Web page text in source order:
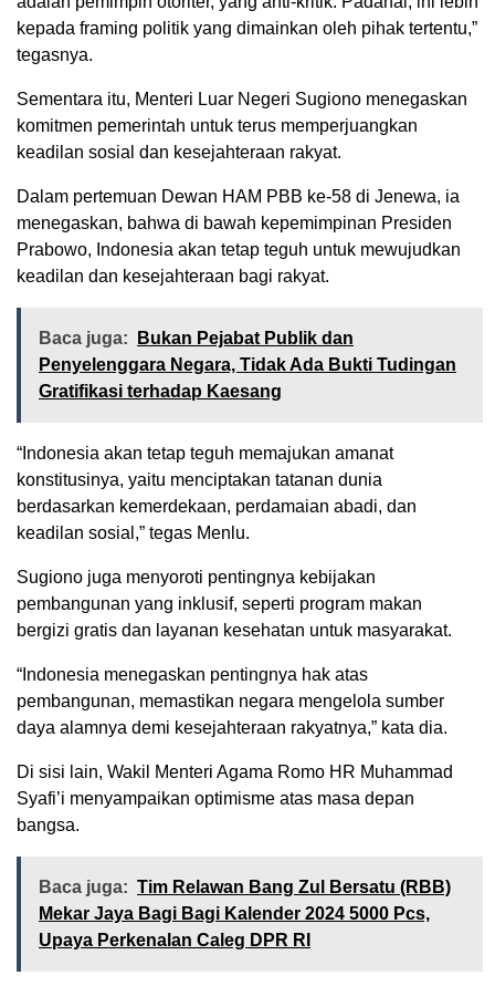
kepada framing politik yang dimainkan oleh pihak tertentu,”
tegasnya.
Sementara itu, Menteri Luar Negeri Sugiono menegaskan
komitmen pemerintah untuk terus memperjuangkan
keadilan sosial dan kesejahteraan rakyat.
Dalam pertemuan Dewan HAM PBB ke-58 di Jenewa, ia
menegaskan, bahwa di bawah kepemimpinan Presiden
Prabowo, Indonesia akan tetap teguh untuk mewujudkan
keadilan dan kesejahteraan bagi rakyat.
Baca juga:
Bukan Pejabat Publik dan
Penyelenggara Negara, Tidak Ada Bukti Tudingan
Gratifikasi terhadap Kaesang
“Indonesia akan tetap teguh memajukan amanat
konstitusinya, yaitu menciptakan tatanan dunia
berdasarkan kemerdekaan, perdamaian abadi, dan
keadilan sosial,” tegas Menlu.
Sugiono juga menyoroti pentingnya kebijakan
pembangunan yang inklusif, seperti program makan
bergizi gratis dan layanan kesehatan untuk masyarakat.
“Indonesia menegaskan pentingnya hak atas
pembangunan, memastikan negara mengelola sumber
daya alamnya demi kesejahteraan rakyatnya,” kata dia.
Di sisi lain, Wakil Menteri Agama Romo HR Muhammad
Syafi’i menyampaikan optimisme atas masa depan
bangsa.
Baca juga: Tim Relawan Bang Zul Bersatu (RBB)
Mekar Jaya Bagi Bagi Kalender 2024 5000 Pcs,
Upaya Perkenalan Caleg DPR RI